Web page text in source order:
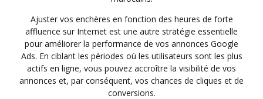
Ajuster vos enchères en fonction des heures de forte
affluence sur Internet est une autre stratégie essentielle
pour améliorer la performance de vos annonces Google
Ads. En ciblant les périodes où les utilisateurs sont les plus
actifs en ligne, vous pouvez accroître la visibilité de vos
annonces et, par conséquent, vos chances de cliques et de
conversions.